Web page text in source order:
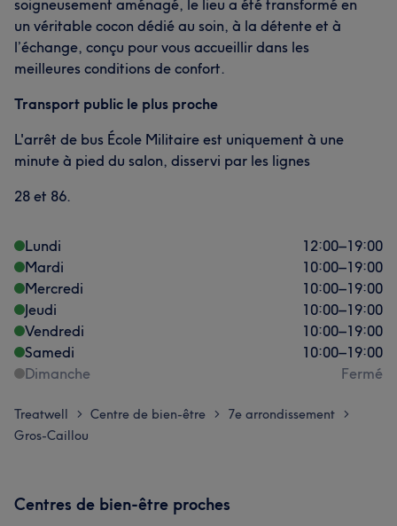
soigneusement aménagé, le lieu a été transformé en
un véritable cocon dédié au soin, à la détente et à
l’échange, conçu pour vous accueillir dans les
meilleures conditions de confort.
Transport public le plus proche
L'arrêt de bus École Militaire est uniquement à une
minute à pied du salon, disservi par les lignes
28 et 86.
Lundi 12:00–19:00
Mardi
10:00–19:00
Mercredi
10:00–19:00
Jeudi
10:00–19:00
Vendredi
10:00–19:00
Samedi
10:00–19:00
Dimanche
Fermé
Treatwell > Centre de bien-être > 7e arrondissement >
Gros-Caillou
Centres de bien-être proches